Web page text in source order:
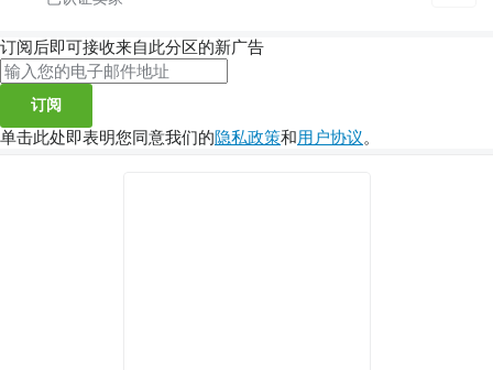
订阅后即可接收来自此分区的新广告
订阅
单击此处即表明您同意我们的隐私政策和用户协议。